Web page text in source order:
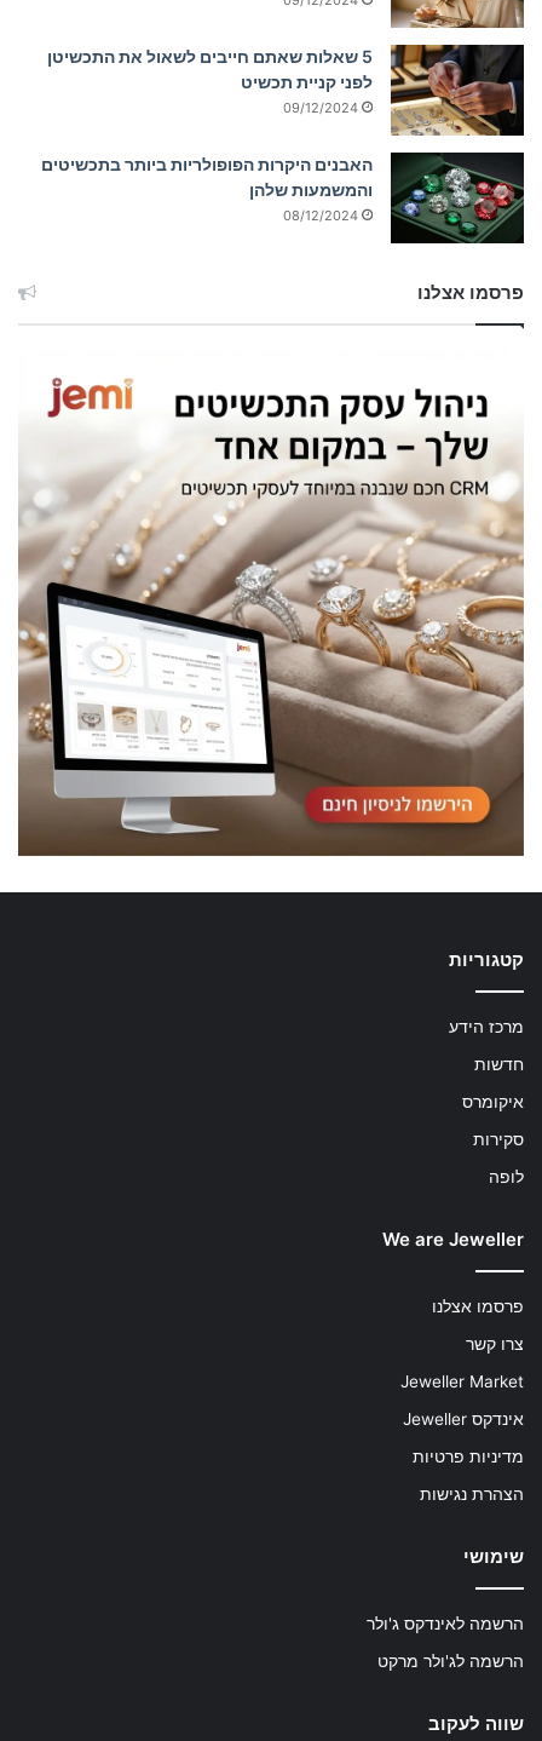
5 שאלות שאתם חייבים לשאול את התכשיטן
לפני קניית תכשיט
09/12/2024
האבנים היקרות הפופולריות ביותר בתכשיטים
והמשמעות שלהן
08/12/2024
פרסמו אצלנו
קטגוריות
מרכז הידע
חדשות
איקומרס
סקירות
לופה
We are Jeweller
פרסמו אצלנו
צרו קשר
Jeweller Market
אינדקס Jeweller
מדיניות פרטיות
הצהרת נגישות
שימושי
הרשמה לאינדקס ג'ולר
הרשמה לג'ולר מרקט
שווה לעקוב